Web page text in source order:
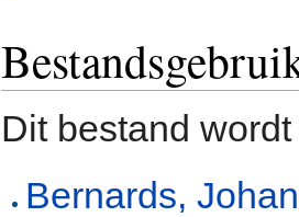
Dit bestand
Bernards,